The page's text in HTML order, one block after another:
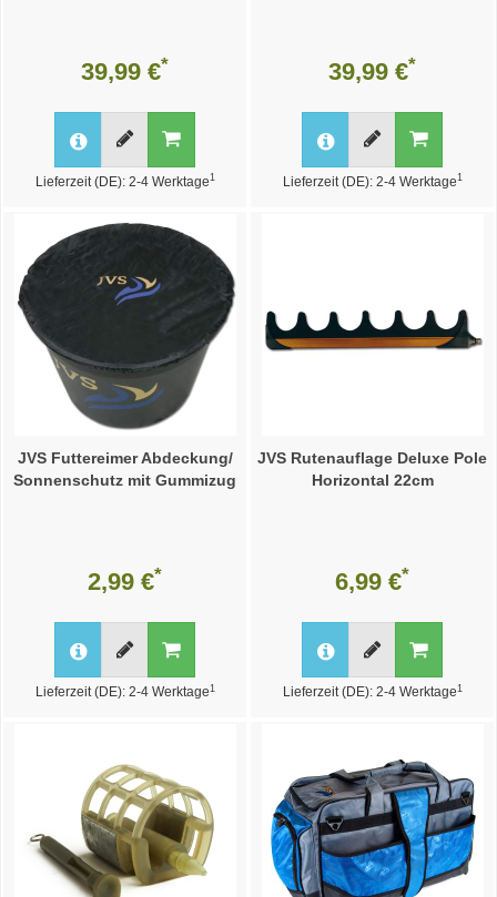
39,99 €*
Lieferzeit (DE): 2-4 Werktage1
39,99 €*
Lieferzeit (DE): 2-4 Werktage1
JVS Futtereimer Abdeckung/
Sonnenschutz mit Gummizug
2,99 €*
Lieferzeit (DE): 2-4 Werktage 1
JVS Rutenauflage Deluxe Pole
Horizontal 22cm
6,99 €*
Lieferzeit (DE): 2-4 Werktage 1